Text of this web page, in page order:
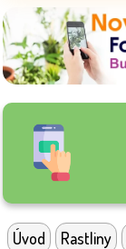
Úvod Rastliny